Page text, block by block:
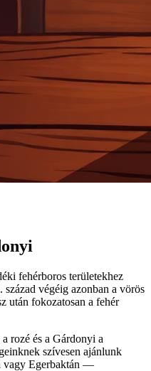
fehérboros területekhez
végéig azonban a vörös
után fokozatosan a fehér
rozé és a Gárdonyi a
szívesen ajánlunk
vagy Egerbaktán —